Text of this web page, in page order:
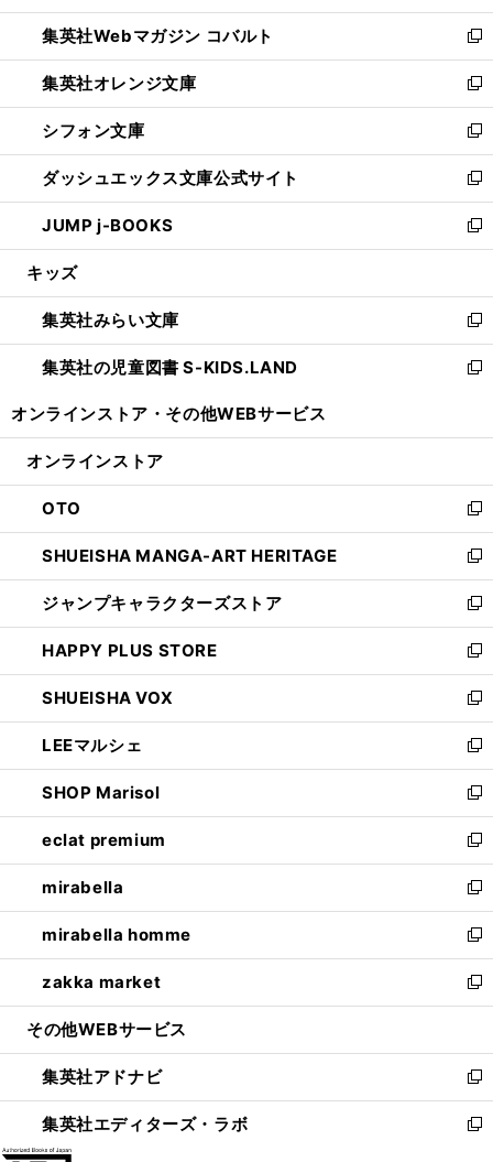
開
く
ウ
で
開
く
ン
ド
ウ
で
開
く
ウ
ィ
ン
ド
ウ
で
開
く
集英社Webマガジン コバルト
新
し
い
ウ
ィ
ン
ド
ウ
で
開
集英社オレンジ文庫
新
し
い
ウ
ィ
ン
ド
ウ
開
く
シフォン文庫
新
し
い
ウ
ィ
ン
ウ
で
開
く
ダッシュエックス文庫公式サイト
新
し
い
ウ
ン
ド
ウ
で
JUMP j-BOOKS
新
し
ウ
ィ
ン
ド
開
キッズ
集英社みらい文庫
新
し
い
ン
ウ
で
開
く
集英社の児童図書 S-KIDS.LAND
新
ウ
ン
ド
ウ
で
開
く
オンラインストア・ その他WEBサービス
オンラインストア
OTO
新
し
い
ウ
ィ
ン
ド
ウ
で
開
く
SHUEISHA MANGA-ART HERITAGE
新
し
い
ウ
ィ
ン
ド
ウ
で
開
く
ジャンプキャラクターズストア
新
し
い
ウ
ィ
ン
ド
ウ
で
開
く
HAPPY PLUS STORE
新
し
い
ウ
ィ
ン
ド
ウ
で
開
く
SHUEISHA VOX
新
し
い
ウ
ィ
ン
ド
ウ
で
開
く
LEEマルシェ
新
し
い
ウ
ィ
ン
ド
ウ
で
開
く
SHOP Marisol
新
し
い
ウ
ィ
ン
ド
ウ
で
開
eclat premium
新
し
い
ウ
ィ
ン
ド
ウ
開
く
mirabella
新
し
い
ウ
ィ
ン
ウ
で
開
く
mirabella homme
新
し
い
ウ
ン
ド
ウ
で
zakka market
新
し
ウ
ィ
ン
ド
その他WEBサービス
集英社アドナビ
新
し
い
集英社エディターズ・ラボ
新